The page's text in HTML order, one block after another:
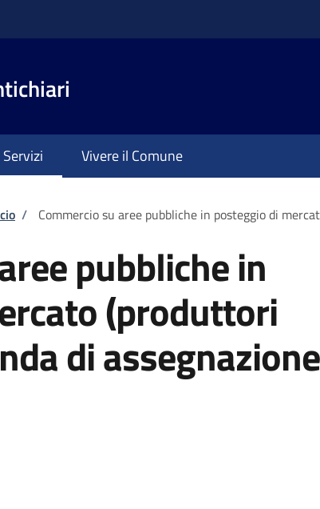
Servizi Vivere il Comune
/ Commercio su aree pubbliche in posteggio di
pubbliche in
(produttori
di assegnazione